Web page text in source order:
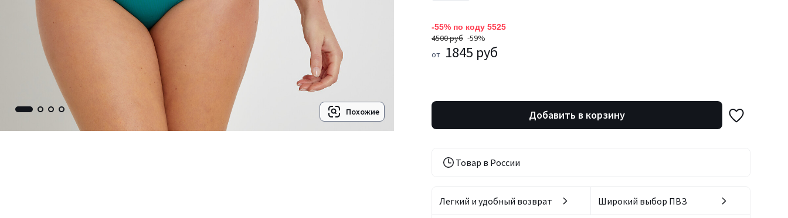
Похожие
-55% по коду 5525
4500 руб -59%
от 1845 руб
Добавить в корзину
Товар в России
Легкий и удобный возврат Широкий выбор ПВЗ